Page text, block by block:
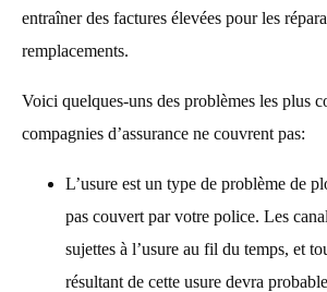
entraîner des factures élevées pour les
remplacements.
Voici quelques-uns des problèmes les plus
compagnies d’assurance ne couvrent pas:
L’usure est un type de problème de
pas couvert par votre police. Les
sujettes à l’usure au fil du temps, et
résultant de cette usure devra